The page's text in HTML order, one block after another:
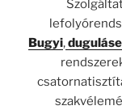
Bugyi,